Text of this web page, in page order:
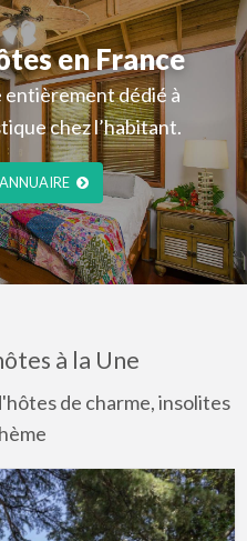
en France
dédié à
chez l’habitant.
à la Une
de charme, insolites